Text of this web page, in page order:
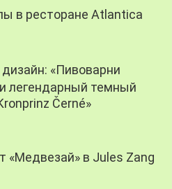
в ресторане Atlantica
«Пивоварни
легендарный темный
Černé»
«Медвезай» в Jules Zang